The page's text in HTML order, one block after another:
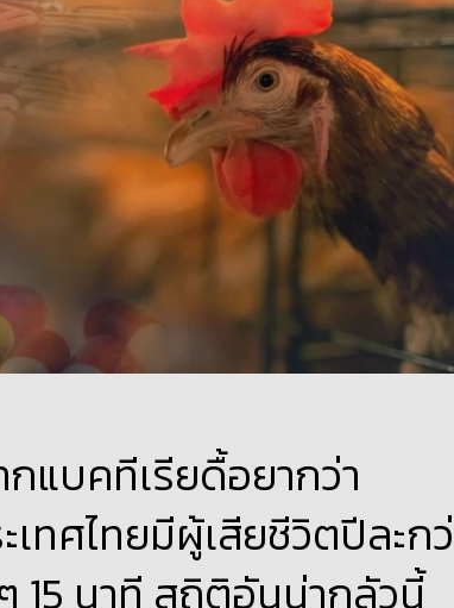
แบคทีเรียดื้อยากว่า
ทศไทยมีผู้เสียชีวิตปีละก
15 นาที สถิติอันน่ากลัวนี้